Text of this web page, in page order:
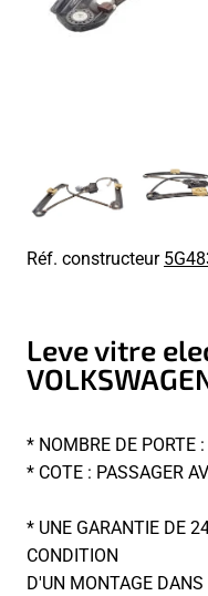
Réf. constructeur
Leve vitre
* NOMBRE DE PORTE
* COTE : PASSAGER
* UNE GARANTIE DE
CONDITION
D'UN MONTAGE